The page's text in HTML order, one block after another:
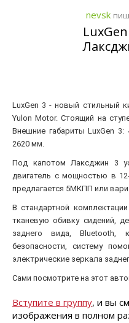
nevsk
LuxGen 3 - новый стильный
Yulon Motor. Стоящий на
Внешние габариты LuxGen 3:
2620 мм.
Под капотом Лаксджин 3
двигатель с мощностью в
предлагается 5МКПП или
В стандартной
тканевую обивку сидений,
заднего вида, Bluetooth,
безопасности, систему
электрические зеркала
Сами посмотрите на этот
Вступите в группу, и вы
изображения в полном